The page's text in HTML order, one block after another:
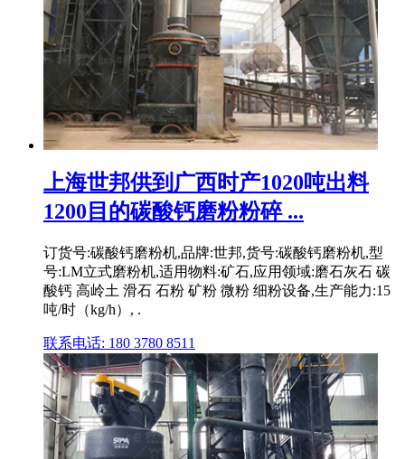
上海世邦供到广西时产1020吨出料
1200目的碳酸钙磨粉粉碎 ...
订货号:碳酸钙磨粉机,品牌:世邦,货号:碳酸钙磨粉机,型
号:LM立式磨粉机,适用物料:矿石,应用领域:磨石灰石 碳
酸钙 高岭土 滑石 石粉 矿粉 微粉 细粉设备,生产能力:15
吨/时（kg/h）, .
联系电话: 180 3780 8511